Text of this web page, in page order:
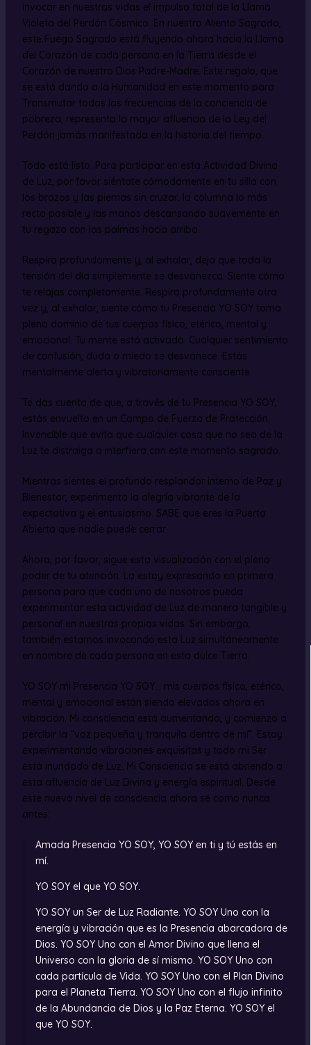
invocar en nuestras vidas el impulso total de la Llama
Violeta del Perdón Cósmico. En nuestro Aliento Sagrado,
este Fuego Sagrado está fluyendo ahora hacia la Llama
del Corazón de cada persona en la Tierra desde el
Corazón de nuestro Dios Padre-Madre. Este regalo, que
se está dando a la Humanidad en este momento para
Transmutar todas las frecuencias de la conciencia de
pobreza, representa la mayor afluencia de la Ley del
Perdón jamás manifestada en la historia del tiempo.
Todo está listo. Para participar en esta Actividad Divina
de Luz, por favor siéntate cómodamente en tu silla con
los brazos y las piernas sin cruzar, la columna lo más
recta posible y las manos descansando suavemente en
tu regazo con las palmas hacia arriba.
Respira profundamente y, al exhalar, deja que toda la
tensión del día simplemente se desvanezca. Siente cómo
te relajas completamente. Respira profundamente otra
vez y, al exhalar, siente cómo tu Presencia YO SOY toma
pleno dominio de tus cuerpos físico, etérico, mental y
emocional. Tu mente está activada. Cualquier sentimiento
de confusión, duda o miedo se desvanece. Estás
mentalmente alerta y vibratoriamente consciente.
Te das cuenta de que, a través de tu Presencia YO SOY,
estás envuelto en un Campo de Fuerza de Protección
Invencible que evita que cualquier cosa que no sea de la
Luz te distraiga o interfiera con este momento sagrado.
Mientras sientes el profundo resplandor interno de Paz y
Bienestar, experimenta la alegría vibrante de la
expectativa y el entusiasmo. SABE que eres la Puerta
Abierta que nadie puede cerrar.
Ahora, por favor, sigue esta visualización con el pleno
poder de tu atención. La estoy expresando en primera
persona para que cada uno de nosotros pueda
experimentar esta actividad de Luz de manera tangible y
personal en nuestras propias vidas. Sin embargo,
también estamos invocando esta Luz simultáneamente
en nombre de cada persona en esta dulce Tierra.
YO SOY mi Presencia YO SOY… mis cuerpos físico, etérico,
mental y emocional están siendo elevados ahora en
vibración. Mi consciencia está aumentando, y comienzo a
percibir la “voz pequeña y tranquila dentro de mí”. Estoy
experimentando vibraciones exquisitas y todo mi Ser
está inundado de Luz. Mi Consciencia se está abriendo a
esta afluencia de Luz Divina y energía espiritual. Desde
este nuevo nivel de consciencia ahora sé como nunca
antes:
Amada Presencia YO SOY, YO SOY en ti y tú estás en
mí.
YO SOY el que YO SOY.
YO SOY un Ser de Luz Radiante. YO SOY Uno con la
energía y vibración que es la Presencia abarcadora de
Dios. YO SOY Uno con el Amor Divino que llena el
Universo con la gloria de sí mismo. YO SOY Uno con
cada partícula de Vida. YO SOY Uno con el Plan Divino
para el Planeta Tierra. YO SOY Uno con el flujo infinito
de la Abundancia de Dios y la Paz Eterna. YO SOY el
que YO SOY.